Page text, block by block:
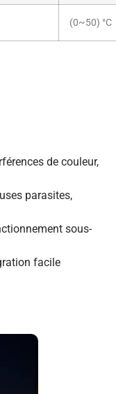
(0~50) °C
de couleur,
parasites,
sous-
facile